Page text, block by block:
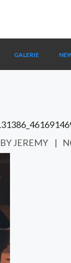
GALERIE
BY JEREMY |